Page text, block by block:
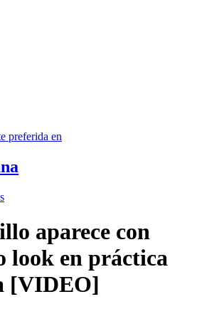
preferida en
aparece con
look en práctica
[VIDEO]